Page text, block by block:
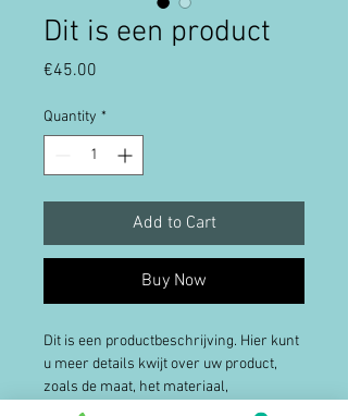
Dit is een product
€45.00
Quantity *
Add to Cart
Buy Now
Dit is een productbeschrijving. Hier kunt
u meer details kwijt over uw product,
zoals de maat, het materiaal,
gebruiksinstructies enzovoort.